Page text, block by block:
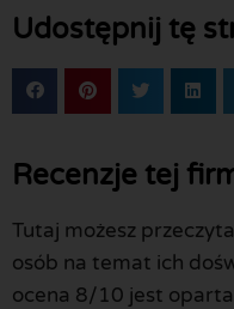
Udostępnij tę
Recenzje tej
Tutaj możesz
osób na temat ich
ocena 8/10 jest